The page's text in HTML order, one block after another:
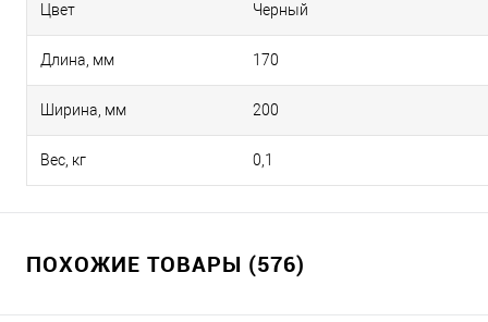
Цвет Черный
Длина, мм 170
Ширина, мм 200
Вес, кг 0,1
ПОХОЖИЕ ТОВАРЫ (576)